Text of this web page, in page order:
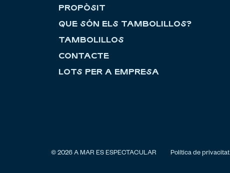
PROPÒSIT
QUE SÓN ELS TAMBOLILLOS?
TAMBOLILLOS
CONTACTE
LOTS PER A EMPRESA
© 2026 A MAR ES ESPECTACULAR Política de privacitat